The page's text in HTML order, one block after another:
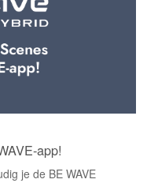
app!
je de BE WAVE